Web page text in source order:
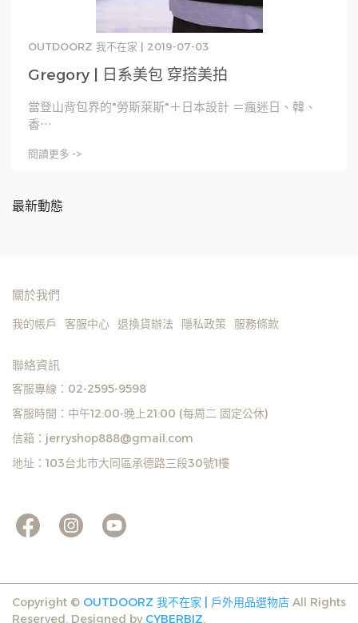
Gregory | 日系美包 穿搭美拍
OUTDOORZ 我不在家 | 2019-07-03
當登山背包界的"勞斯萊斯"＋日本設計 ＝瘋迷日、韓、
香⋯
閱讀更多 ->
最新動態
關於我們
我的帳戶 客服中心 退換貨辦法 隱私政策 服務條款
聯絡資訊
客服專線：02-2595-9598
客服時間：中午12:00-晚上21:00 (每周二 固定公休)
信箱：jerryshop888@gmail.com
地址：103台北市大同區承德路三段30號1樓
Copyright © OUTDOORZ 我不在家 | 戶外用品選物店 All Rights
Reserved. Designed by CYBERBIZ.